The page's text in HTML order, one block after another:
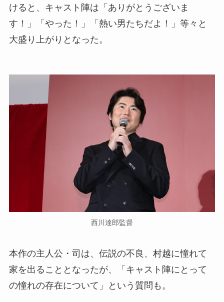
けると、キャスト陣は「ありがとうございま
す！」「やった！」「熱い男たちだよ！」等々と
大盛り上がりとなった。
西川達郎監督
本作の主人公・司は、伝説の不良、村越に憧れて
家を出ることとなったが、「キャスト陣にとって
の憧れの存在について」という質問も。